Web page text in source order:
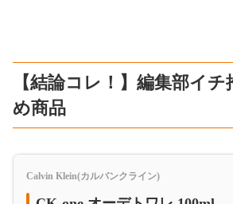
【結論コレ！】編集部イ
め商品
Calvin Klein(カルバンクライン)